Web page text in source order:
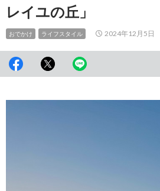
レイユの丘」
おでかけ ライフスタイル 2024年12月5日